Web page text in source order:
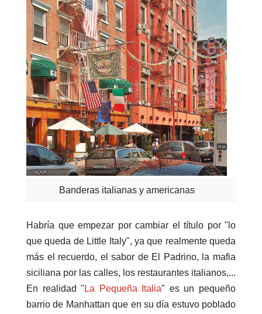
Banderas italianas y americanas
Habría que empezar por cambiar el título por "lo
que queda de Little Italy", ya que realmente queda
más el recuerdo, el sabor de El Padrino, la mafia
siciliana por las calles, los restaurantes italianos,...
En realidad " La Pequeña Italia" es un pequeño
barrio de Manhattan que en su día estuvo poblado